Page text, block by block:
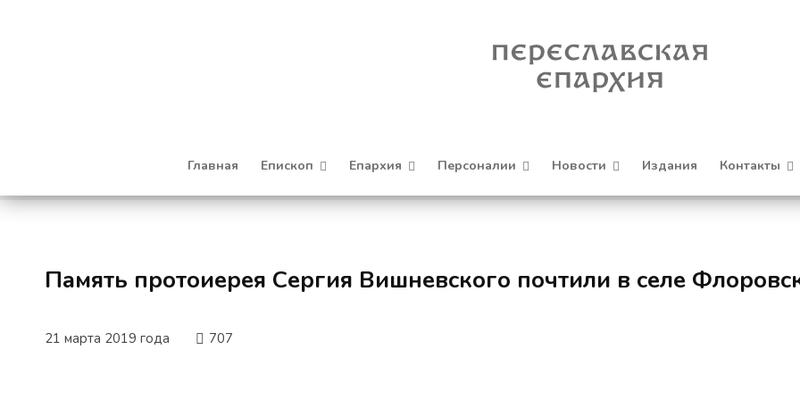
Главная Епископ Епархия Персоналии Новости Издания Контакты
Память протоиерея Сергия Вишневского почтили в селе
21 марта 2019 года 707